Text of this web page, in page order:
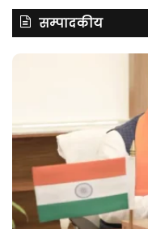
सम्पादकीय